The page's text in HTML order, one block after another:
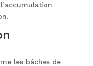
les bâches de